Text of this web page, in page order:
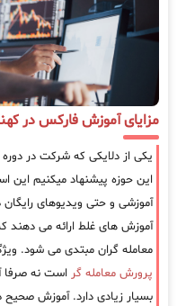
مزایای آموزش فارکس در
یکی از دلایکی که شرکت در
این حوزه پیشنهاد میکنیم این
آموزشی و حتی ویدیوهای
آموزش های غلط ارائه می دهند
معامله گران مبتدی می شود.
پرورش معامله گر است نه صرفا
بسیار زیادی دارد. آموزش